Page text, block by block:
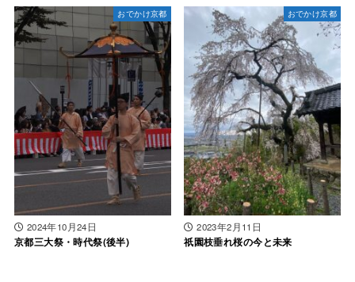
おでかけ京都
2024年10月24日
京都三大祭・時代祭(後半)
おでかけ京都
2023年2月11日
祇園枝垂れ桜の今と未来